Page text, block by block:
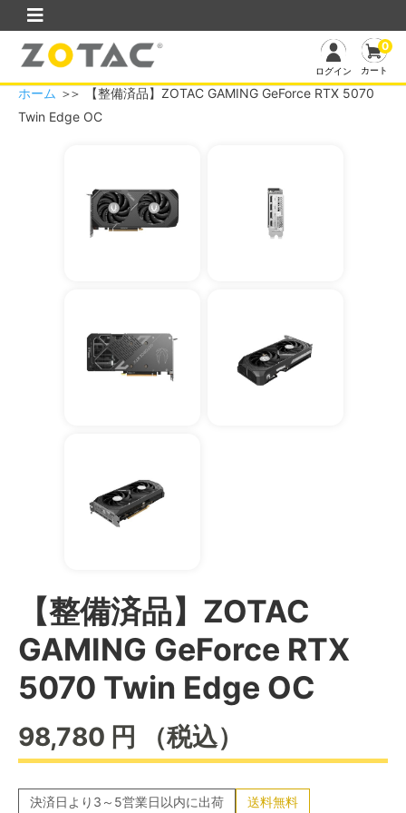
ログイン
0
カート
ホーム ＞
＞ 【整備済品】ZOTAC GAMING GeForce RTX 5070
Twin Edge OC
【整備済品】ZOTAC
GAMING GeForce RTX
5070 Twin Edge OC
98,780 円 （税込）
決済日より3～5営業日以内に出荷 送料無料